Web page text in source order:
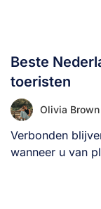
Beste
toeristen
Olivia Brown
Verbonden
wanneer u van